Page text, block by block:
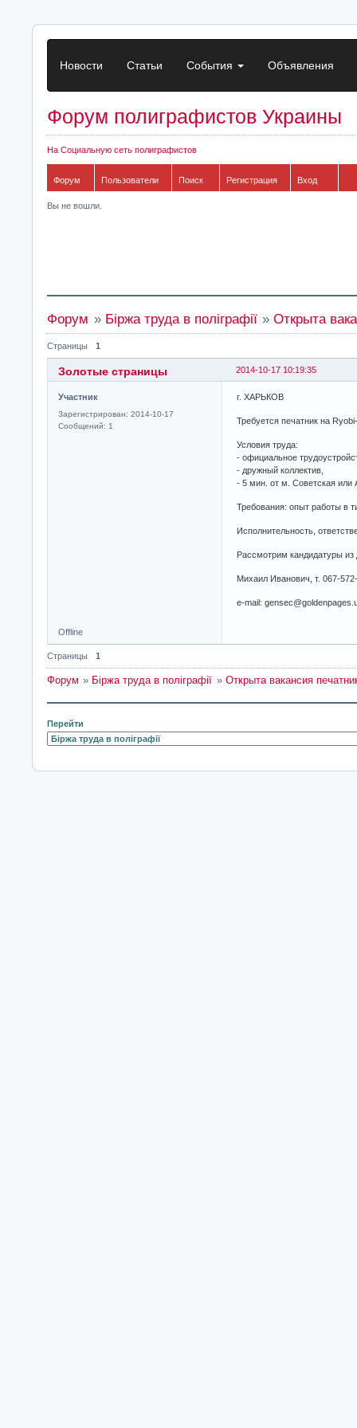
Новости Статьи События Объявления
Форум полиграфистов Украины
На Социальную сеть полиграфистов
Форум Пользователи Поиск Регистрация Вход
Вы не вошли.
Форум » Біржа труда в поліграфії »Открыта
Страницы 1
2014-10-17 10:19:35
Золотые страницы
Участник
Зарегистрирован: 2014-10-17
Сообщений: 1
г. ХАРЬКОВ
Требуется печатник на
Условия труда:
- официальное
- дружный коллектив,
- 5 мин. от м. Советская или
Требования: опыт работы в
Исполнительность,
Рассмотрим кандидатуры из
Михаил Иванович, т. 067-
e-mail:
Offline
Страницы 1
Форум » Біржа труда в поліграфії » Открыта вакансия
Перейти